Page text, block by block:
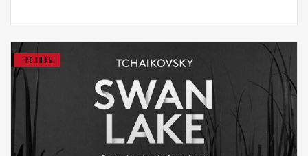
РЕЛИЗЫ